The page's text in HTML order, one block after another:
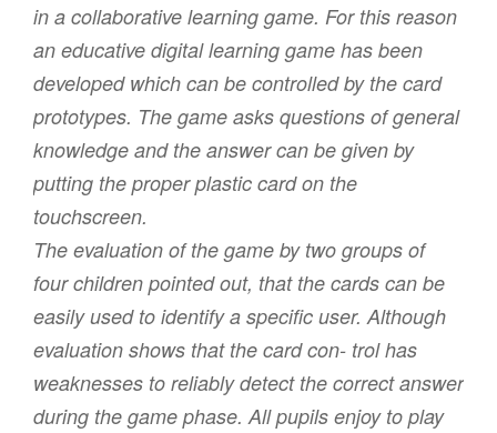
in a collaborative learning game. For this reason
an educative digital learning game has been
developed which can be controlled by the card
prototypes. The game asks questions of general
knowledge and the answer can be given by
putting the proper plastic card on the
touchscreen.
The evaluation of the game by two groups of
four children pointed out, that the cards can be
easily used to identify a specific user. Although
evaluation shows that the card con- trol has
weaknesses to reliably detect the correct answer
during the game phase. All pupils enjoy to play